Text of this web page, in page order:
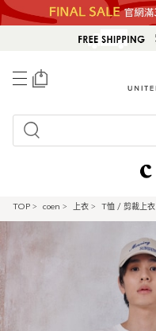
TOP > coen > 上衣 > T恤 / 剪裁上衣